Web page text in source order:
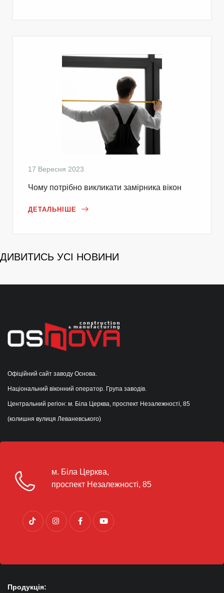
17 Вересня 2023
Чому потрібно викликати замірника вікон
ДЕТАЛЬНІШЕ
ДИВИТИСЬ УСІ НОВИНИ
Офіційний сайт заводу Основа.
Національний віконний оператор. Група заводів.
Центральний регіон: м. Біла Церква, проспект Незалежності, 85
(колишня вулиця Леваневського)
м. Біла Церква,
проспект Незалежності, 85
Продукція: